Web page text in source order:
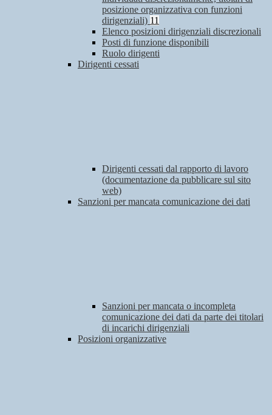
posizione organizzativa con funzioni
dirigenziali) 11
Elenco posizioni dirigenziali discrezionali
Posti di funzione disponibili
Ruolo dirigenti
Dirigenti cessati
Dirigenti cessati dal rapporto di lavoro
(documentazione da pubblicare sul sito
web)
Sanzioni per mancata comunicazione dei dati
Sanzioni per mancata o incompleta
comunicazione dei dati da parte dei titolari
di incarichi dirigenziali
Posizioni organizzative